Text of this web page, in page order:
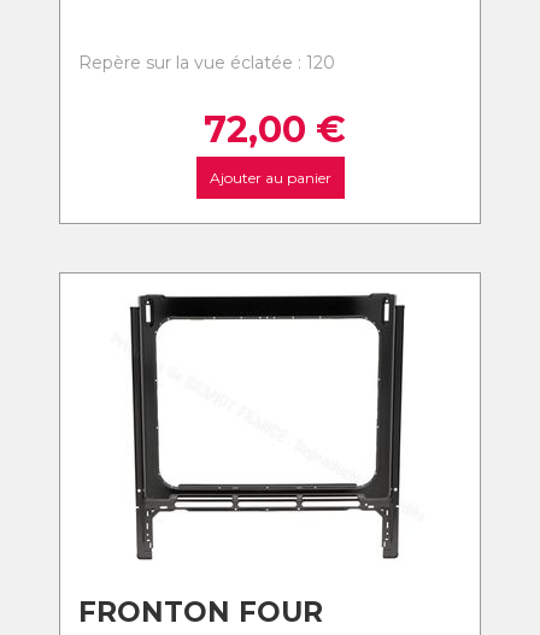
Repère sur la vue éclatée : 120
72,00 €
Ajouter au panier
FRONTON FOUR